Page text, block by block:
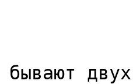
бывают